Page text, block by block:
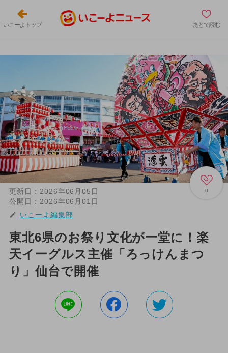
いこーよトップ あとで読む
0
更新日： 2026年06月05日
公開日： 2026年06月01日
いこーよ編集部
東北6県のお祭り文化が一堂に！楽
天イーグルス主催「ろっけんまつ
り」仙台で開催